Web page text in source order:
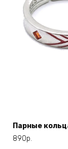
Парные
890р.